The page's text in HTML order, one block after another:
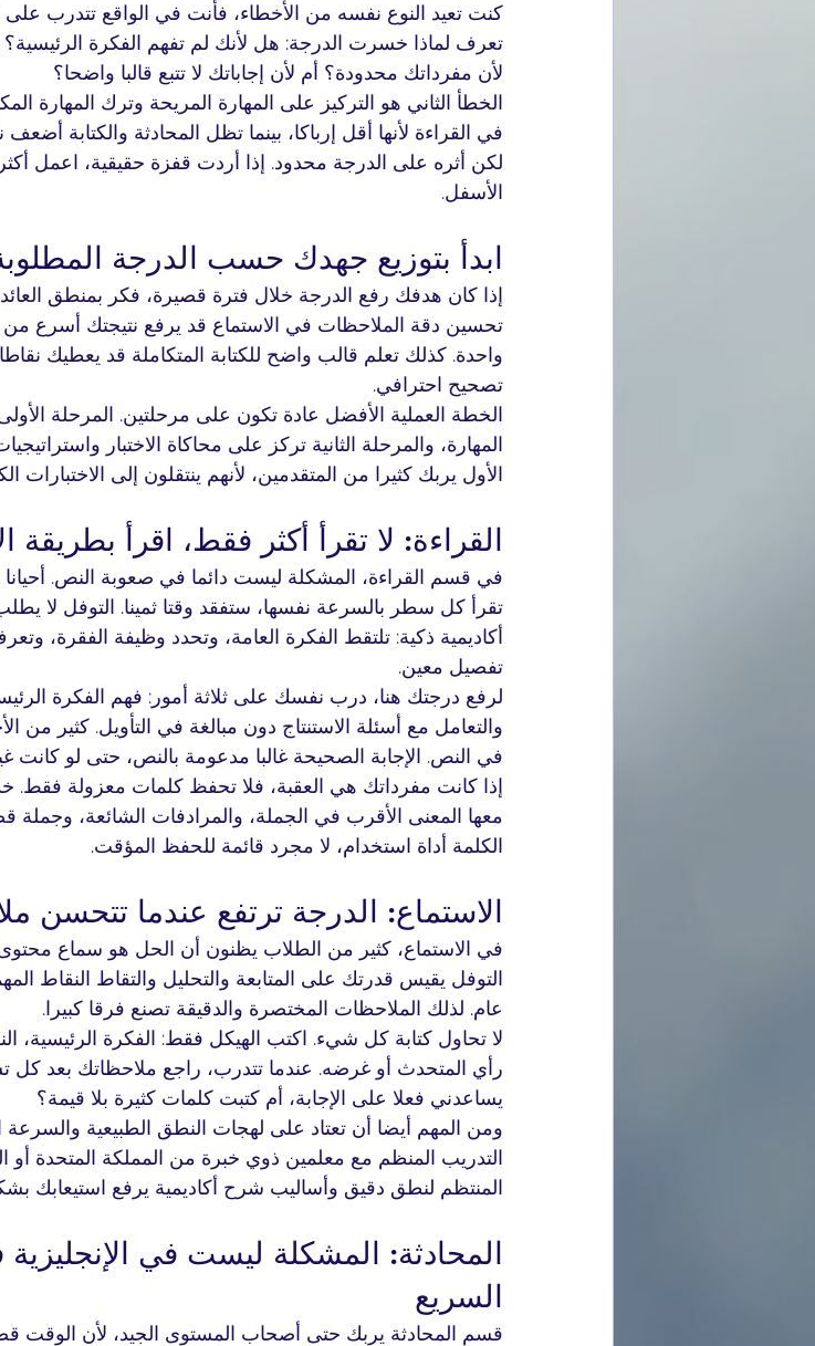
كنت تعيد النوع نفسه من الأخطاء، فأنت في الواقع تتدرب على
تعرف لماذا خسرت الدرجة: هل لأنك لم تفهم الفكرة
لأن مفرداتك محدودة؟ أم لأن إجاباتك لا تتبع قالبا واضحا؟
الخطأ الثاني هو التركيز على المهارة المريحة وترك المهارة
في القراءة لأنها أقل إرباكا، بينما تظل المحادثة والكتابة
لكن أثره على الدرجة محدود. إذا أردت قفزة حقيقية، اعمل
الأسفل.
ابدأ بتوزيع جهدك حسب الدرجة
إذا كان هدفك رفع الدرجة خلال فترة قصيرة، فكر بمنطق
تحسين دقة الملاحظات في الاستماع قد يرفع نتيجتك أسرع
واحدة. كذلك تعلم قالب واضح للكتابة المتكاملة قد يعطيك
تصحيح احترافي.
الخطة العملية الأفضل عادة تكون على مرحلتين. المرحلة
المهارة، والمرحلة الثانية تركز على محاكاة الاختبار
الأول يربك كثيرا من المتقدمين، لأنهم ينتقلون إلى
القراءة: لا تقرأ أكثر فقط، اقرأ بطريقة
في قسم القراءة، المشكلة ليست دائما في صعوبة النص.
تقرأ كل سطر بالسرعة نفسها، ستفقد وقتا ثمينا. التوفل لا
أكاديمية ذكية: تلتقط الفكرة العامة، وتحدد وظيفة الفقرة،
تفصيل معين.
لرفع درجتك هنا، درب نفسك على ثلاثة أمور: فهم الفكرة
والتعامل مع أسئلة الاستنتاج دون مبالغة في التأويل. كثير
في النص. الإجابة الصحيحة غالبا مدعومة بالنص، حتى لو كانت
إذا كانت مفرداتك هي العقبة، فلا تحفظ كلمات معزولة
معها المعنى الأقرب في الجملة، والمرادفات الشائعة،
الكلمة أداة استخدام، لا مجرد قائمة للحفظ المؤقت.
الاستماع: الدرجة ترتفع عندما تتحسن
في الاستماع، كثير من الطلاب يظنون أن الحل هو سماع محتوى
التوفل يقيس قدرتك على المتابعة والتحليل والتقاط النقاط
عام. لذلك الملاحظات المختصرة والدقيقة تصنع فرقا كبيرا.
لا تحاول كتابة كل شيء. اكتب الهيكل فقط: الفكرة الرئيسية،
رأي المتحدث أو غرضه. عندما تتدرب، راجع ملاحظاتك بعد
يساعدني فعلا على الإجابة، أم كتبت كلمات كثيرة بلا قيمة؟
ومن المهم أيضا أن تعتاد على لهجات النطق الطبيعية والسرعة
التدريب المنظم مع معلمين ذوي خبرة من المملكة المتحدة أو
المنتظم لنطق دقيق وأساليب شرح أكاديمية يرفع استيعابك
المحادثة: المشكلة ليست في
السريع
قسم المحادثة يربك حتى أصحاب المستوى الجيد، لأن الوقت